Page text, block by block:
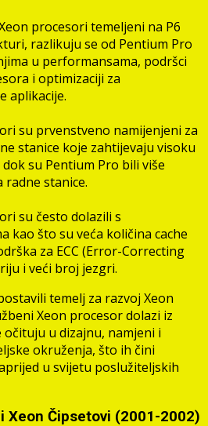
procesori temeljeni na P6
razlikuju se od Pentium Pro
u performansama, podršci
i optimizaciji za
aplikacije.
su prvenstveno namijenjeni za
stanice koje zahtijevaju visoku
su Pentium Pro bili više
radne stanice.
su često dolazili s
kao što su veća količina cache
za ECC (Error-Correcting
i veći broj jezgri.
temelj za razvoj Xeon
Xeon procesor dolazi iz
očituju u dizajnu, namjeni i
okruženja, što ih čini
u svijetu poslužiteljskih
Xeon Čipsetovi (2001-2002)